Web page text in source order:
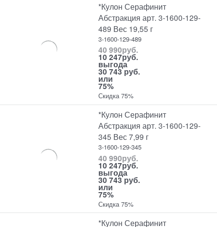
*Кулон Серафинит
Абстракция арт. 3-1600-129-
489 Вес 19,55 г
3-1600-129-489
40 990руб.
10 247руб.
выгода
30 743 руб.
или
75%
Скидка 75%
*Кулон Серафинит
Абстракция арт. 3-1600-129-
345 Вес 7,99 г
3-1600-129-345
40 990руб.
10 247руб.
выгода
30 743 руб.
или
75%
Скидка 75%
*Кулон Серафинит